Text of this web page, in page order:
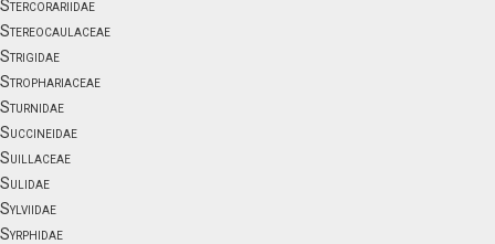
Stercorariidae
Stereocaulaceae
Strigidae
Strophariaceae
Sturnidae
Succineidae
Suillaceae
Sulidae
Sylviidae
Syrphidae